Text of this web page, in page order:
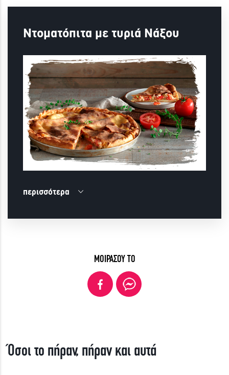
Ντοματόπιτα με τυριά Νάξου
περισσότερα
ΜΟΙΡΑΣΟΥ ΤΟ
Όσοι το πήραν, πήραν και αυτά